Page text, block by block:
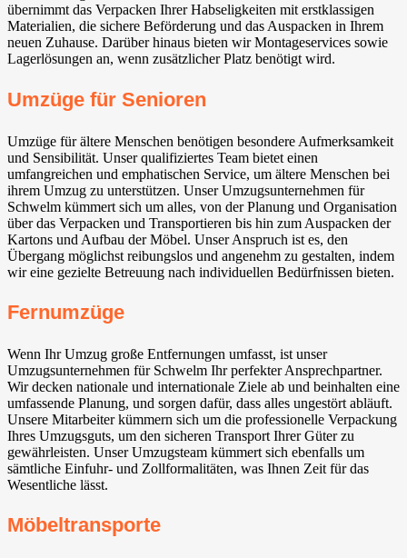
übernimmt das Verpacken Ihrer Habseligkeiten mit erstklassigen
Materialien, die sichere Beförderung und das Auspacken in Ihrem
neuen Zuhause. Darüber hinaus bieten wir Montageservices sowie
Lagerlösungen an, wenn zusätzlicher Platz benötigt wird.
Umzüge für Senioren
Umzüge für ältere Menschen benötigen besondere Aufmerksamkeit
und Sensibilität. Unser qualifiziertes Team bietet einen
umfangreichen und emphatischen Service, um ältere Menschen bei
ihrem Umzug zu unterstützen. Unser Umzugsunternehmen für
Schwelm kümmert sich um alles, von der Planung und Organisation
über das Verpacken und Transportieren bis hin zum Auspacken der
Kartons und Aufbau der Möbel. Unser Anspruch ist es, den
Übergang möglichst reibungslos und angenehm zu gestalten, indem
wir eine gezielte Betreuung nach individuellen Bedürfnissen bieten.
Fernumzüge
Wenn Ihr Umzug große Entfernungen umfasst, ist unser
Umzugsunternehmen für Schwelm Ihr perfekter Ansprechpartner.
Wir decken nationale und internationale Ziele ab und beinhalten eine
umfassende Planung, und sorgen dafür, dass alles ungestört abläuft.
Unsere Mitarbeiter kümmern sich um die professionelle Verpackung
Ihres Umzugsguts, um den sicheren Transport Ihrer Güter zu
gewährleisten. Unser Umzugsteam kümmert sich ebenfalls um
sämtliche Einfuhr- und Zollformalitäten, was Ihnen Zeit für das
Wesentliche lässt.
Möbeltransporte